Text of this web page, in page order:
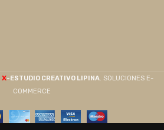
X-ESTUDIO CREATIVO LIPINA. SOLUCIONES E-
COMMERCE